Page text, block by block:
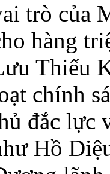
trò của
hàng
Thiếu
chính
đắc lực
Hồ